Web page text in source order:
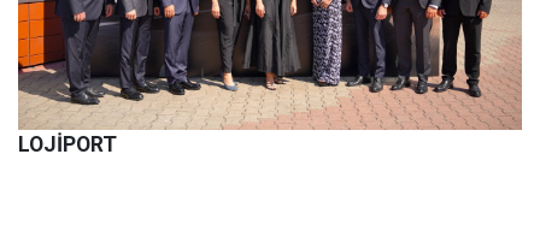
LOJİPORT